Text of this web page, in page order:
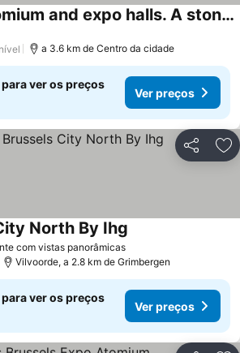
Close to the atomium and expo halls. A stone's throw from trademarkt.
a 3.6 km de Centro da cidade
ver os preços
Ver preços
Partilhar
com vistas panorâmicas
North By Ihg
Vilvoorde, a 2.8 km de Grimbergen
ver os preços
Ver preços